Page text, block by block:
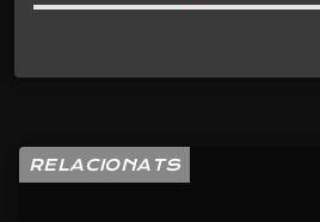
RELACIONATS